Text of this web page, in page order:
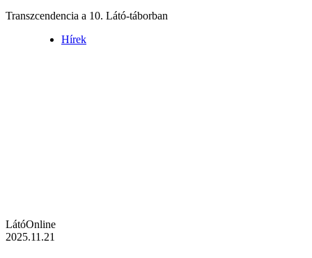
Transzcendencia a 10. Látó-táborban
Hírek
LátóOnline
2025.11.21